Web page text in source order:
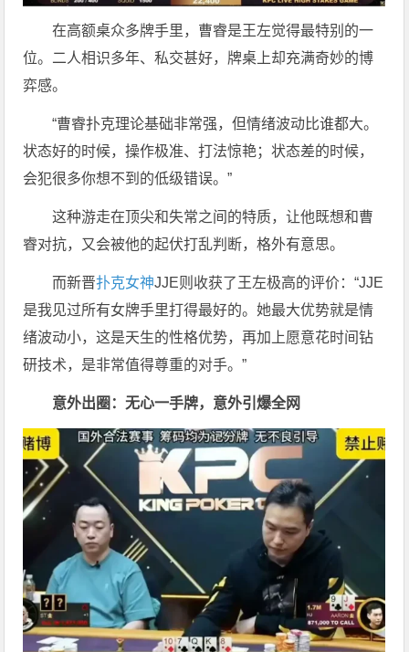
在高额桌众多牌手里，曹睿是王左觉得最特别的一
位。二人相识多年、私交甚好，牌桌上却充满奇妙的博
弈感。
“曹睿扑克理论基础非常强，但情绪波动比谁都大。
状态好的时候，操作极准、打法惊艳；状态差的时候，
会犯很多你想不到的低级错误。”
这种游走在顶尖和失常之间的特质，让他既想和曹
睿对抗，又会被他的起伏打乱判断，格外有意思。
而新晋扑克女神JJE则收获了王左极高的评价：“JJE
是我见过所有女牌手里打得最好的。她最大优势就是情
绪波动小，这是天生的性格优势，再加上愿意花时间钻
研技术，是非常值得尊重的对手。”
意外出圈：无心一手牌，意外引爆全网